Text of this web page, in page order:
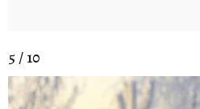
5 / 10